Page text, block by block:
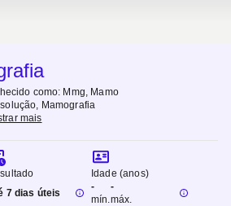
como: Mmg, Mamo
Mamografia
mais
7 dias úteis
Idade (anos)
-
mín.
-
máx.